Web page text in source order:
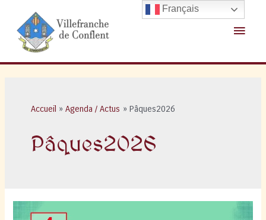
contenu
Menu
Accueil Agenda / Actus Pâques2026
Pâques2026
Français